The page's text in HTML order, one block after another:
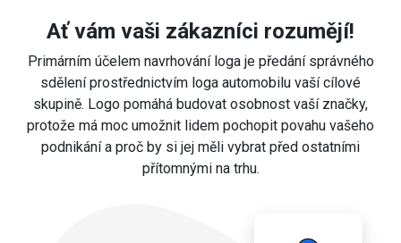
Ať vám vaši zákazníci rozumějí!
Primárním účelem navrhování loga je předání správného
sdělení prostřednictvím loga automobilu vaší cílové
skupině. Logo pomáhá budovat osobnost vaší značky,
protože má moc umožnit lidem pochopit povahu vašeho
podnikání a proč by si jej měli vybrat před ostatními
přítomnými na trhu.